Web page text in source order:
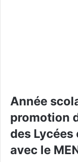
Année
promotion
des
avec le